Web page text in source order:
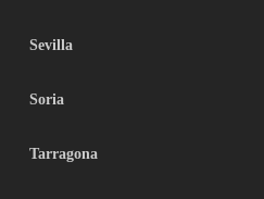
Sevilla
Soria
Tarragona